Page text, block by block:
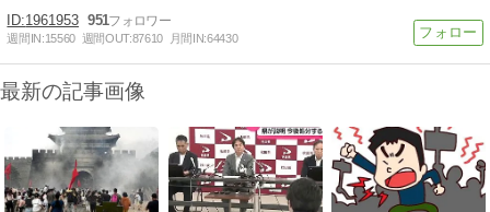
1961953 951
週間IN:15560 週間OUT:87610 月間IN:64430
最新の記事画像